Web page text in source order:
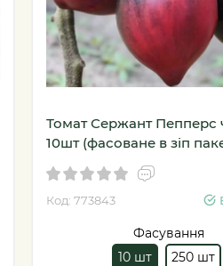
Томат Сержант Пепперс
10шт (фасоване в зіп
Код: 773843
Фасування
10 шт
250 шт